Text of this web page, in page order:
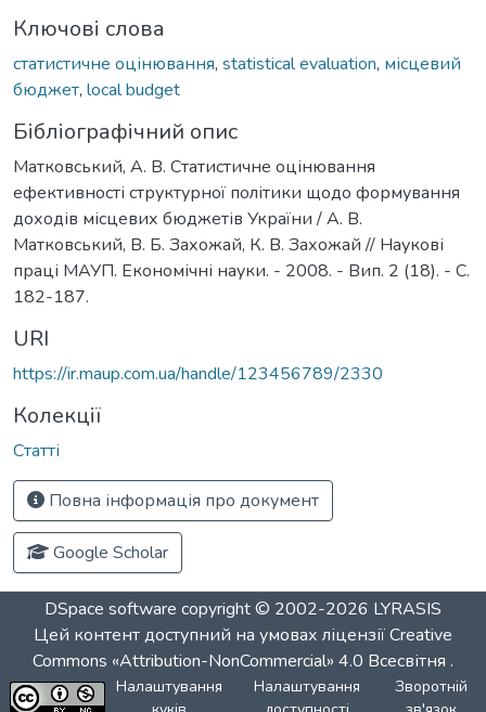
Ключові слова
статистичне оцінювання, statistical evaluation, місцевий
бюджет, local budget
Бібліографічний опис
Матковський, А. В. Статистичне оцінювання
ефективності структурної політики щодо формування
доходів місцевих бюджетів України / А. В.
Матковський, В. Б. Захожай, К. В. Захожай // Наукові
праці МАУП. Економічні науки. - 2008. - Вип. 2 (18). - С.
182-187.
URI
https://ir.maup.com.ua/handle/123456789/2330
Колекції
Статті
Повна інформація про документ
Google Scholar
DSpace software copyright © 2002-2026 LYRASIS
Цей контент доступний на умовах ліцензіїCreative
Commons «Attribution-NonCommercial» 4.0 Всесвітня .
Налаштування
Налаштування
Зворотній